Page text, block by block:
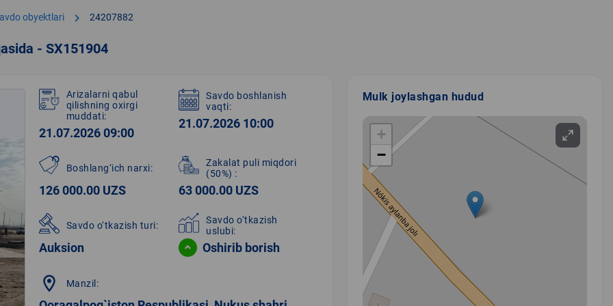
obyektlari chevron_right 24207882
- SX151904
Arizalarni qabul
qilishning oxirgi
muddati:
21.07.2026 09:00
Savdo boshlanish
vaqti:
21.07.2026 10:00
Boshlang‘ich narxi:
126 000.00 UZS
Zakalat puli miqdori
(50%) :
63 000.00 UZS
Savdo o‘tkazish turi:
Auksion
Savdo o‘tkazish
uslubi:
Oshirib borish
location_on Manzil:
Mulk joylashgan hudud
+
−